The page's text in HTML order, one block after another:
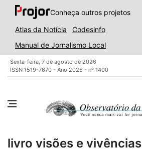
Conheça outros projetos
Atlas da Notícia
Codesinfo
Manual de Jornalismo Local
Sexta-feira, 7 de agosto de 2026
ISSN 1519-7670 - Ano 2026 - nº 1400
livro visões e vivências